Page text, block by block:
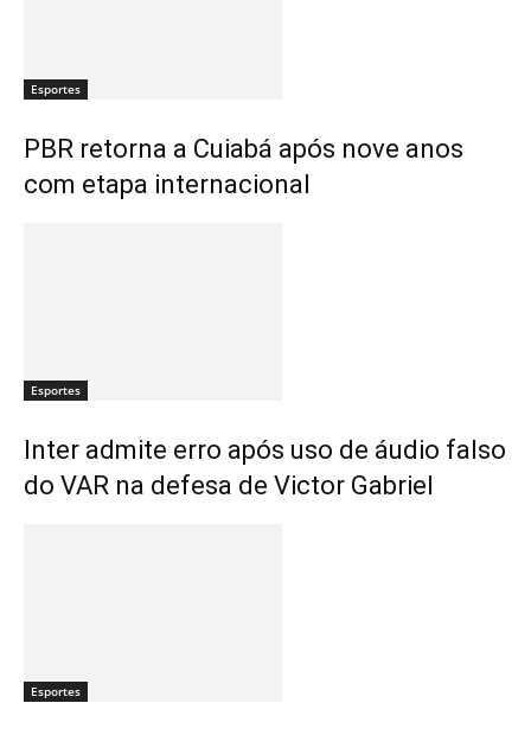
Esportes
PBR retorna a Cuiabá após nove anos
com etapa internacional
Esportes
Inter admite erro após uso de áudio falso
do VAR na defesa de Victor Gabriel
Esportes